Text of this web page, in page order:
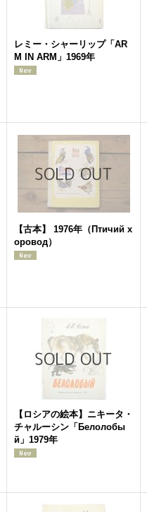
レミー・シャーリップ「AR
M IN ARM」1969年
【古本】 1976年（Птичий х
оровод）
【ロシアの絵本】ニキータ・
チャルーシン「Белолобы
й」1979年